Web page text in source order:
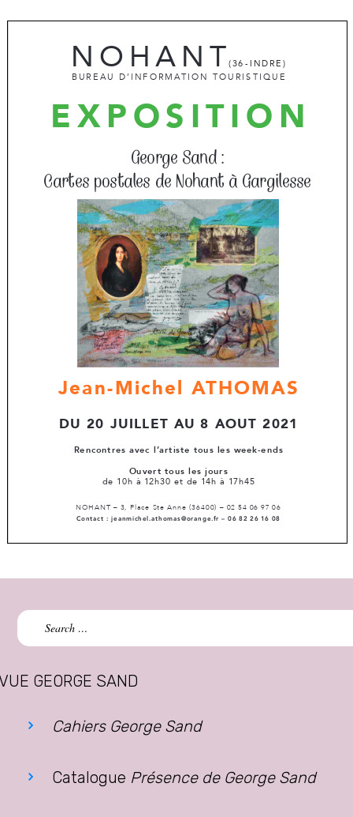
Search
for:
GEORGE SAND
Cahiers George Sand
Catalogue Présence de George Sand